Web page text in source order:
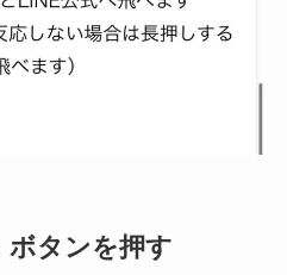
タンを押す